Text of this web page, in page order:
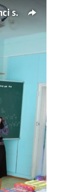
50 min müəllim işini itirə bilər. Birinci sinfə gedənlər azalır